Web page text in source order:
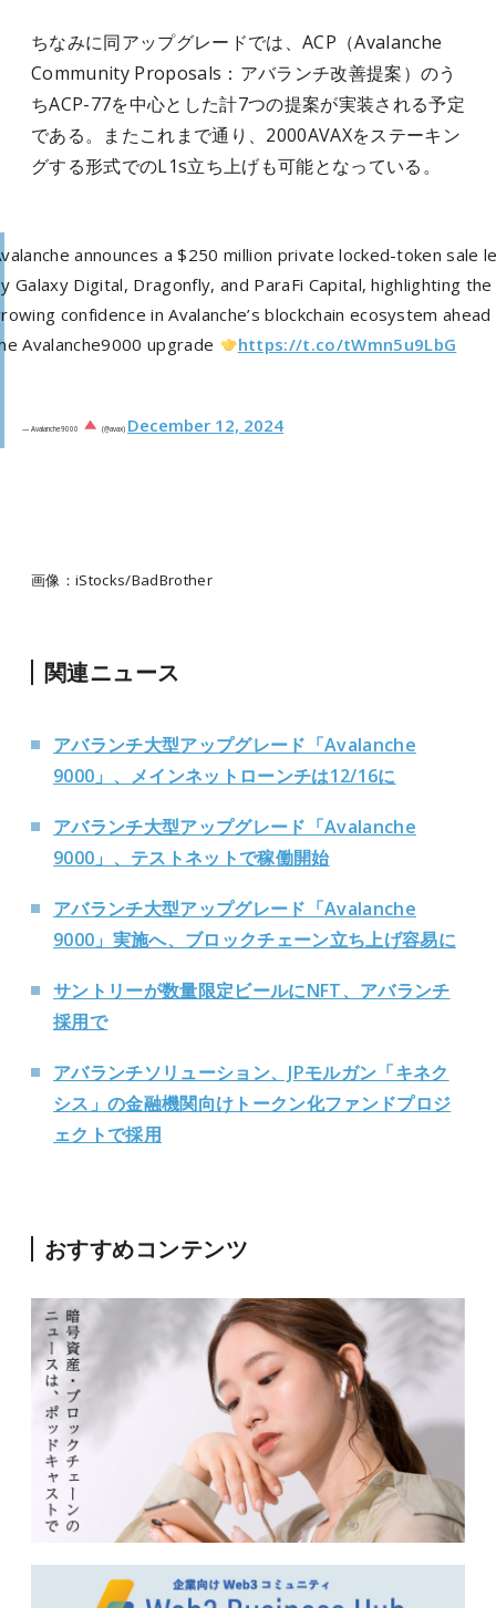
ちなみに同アップグレードでは、ACP（Avalanche
Community Proposals：アバランチ改善提案）のう
ちACP-77を中心とした計7つの提案が実装される予定
である。またこれまで通り、2000AVAXをステーキン
グする形式でのL1s立ち上げも可能となっている。
announces a $250 million private locked-token sale
Galaxy Digital, Dragonfly, and ParaFi Capital, highlighting the
confidence in Avalanche’s blockchain ecosystem
Avalanche9000 upgrade
https://t.co/tWmn5u9LbG
— Avalanche9000 (@avax) December 12, 2024
画像：iStocks/BadBrother
関連ニュース
アバランチ大型アップグレード「Avalanche
9000」、メインネットローンチは12/16に
アバランチ大型アップグレード「Avalanche
9000」、テストネットで稼働開始
アバランチ大型アップグレード「Avalanche
9000」実施へ、ブロックチェーン立ち上げ容易に
サントリーが数量限定ビールにNFT、アバランチ
採用で
アバランチソリューション、JPモルガン「キネク
シス」の金融機関向けトークン化ファンドプロジ
ェクトで採用
おすすめコンテンツ